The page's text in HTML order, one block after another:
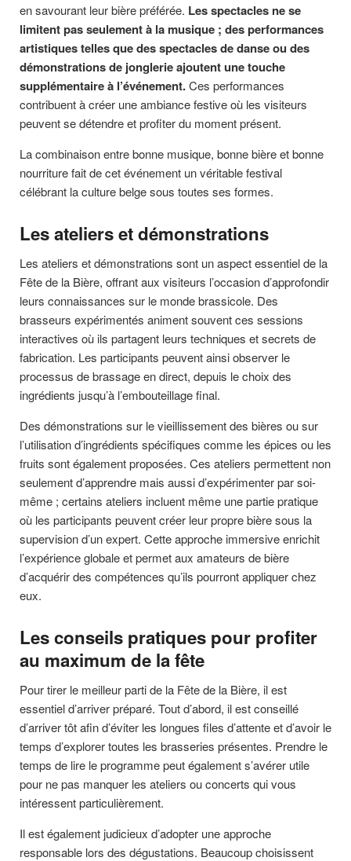
en savourant leur bière préférée. Les spectacles ne se
limitent pas seulement à la musique ; des performances
artistiques telles que des spectacles de danse ou des
démonstrations de jonglerie ajoutent une touche
supplémentaire à l’événement.Ces performances
contribuent à créer une ambiance festive où les visiteurs
peuvent se détendre et profiter du moment présent.
La combinaison entre bonne musique, bonne bière et bonne
nourriture fait de cet événement un véritable festival
célébrant la culture belge sous toutes ses formes.
Les ateliers et démonstrations
Les ateliers et démonstrations sont un aspect essentiel de la
Fête de la Bière, offrant aux visiteurs l’occasion d’approfondir
leurs connaissances sur le monde brassicole. Des
brasseurs expérimentés animent souvent ces sessions
interactives où ils partagent leurs techniques et secrets de
fabrication. Les participants peuvent ainsi observer le
processus de brassage en direct, depuis le choix des
ingrédients jusqu’à l’embouteillage final.
Des démonstrations sur le vieillissement des bières ou sur
l’utilisation d’ingrédients spécifiques comme les épices ou les
fruits sont également proposées. Ces ateliers permettent non
seulement d’apprendre mais aussi d’expérimenter par soi-
même ; certains ateliers incluent même une partie pratique
où les participants peuvent créer leur propre bière sous la
supervision d’un expert. Cette approche immersive enrichit
l’expérience globale et permet aux amateurs de bière
d’acquérir des compétences qu’ils pourront appliquer chez
eux.
Les conseils pratiques pour profiter
au maximum de la fête
Pour tirer le meilleur parti de la Fête de la Bière, il est
essentiel d’arriver préparé. Tout d’abord, il est conseillé
d’arriver tôt afin d’éviter les longues files d’attente et d’avoir le
temps d’explorer toutes les brasseries présentes. Prendre le
temps de lire le programme peut également s’avérer utile
pour ne pas manquer les ateliers ou concerts qui vous
intéressent particulièrement.
Il est également judicieux d’adopter une approche
responsable lors des dégustations. Beaucoup choisissent